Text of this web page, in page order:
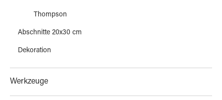
Thompson
Abschnitte 20x30 cm
Dekoration
Werkzeuge